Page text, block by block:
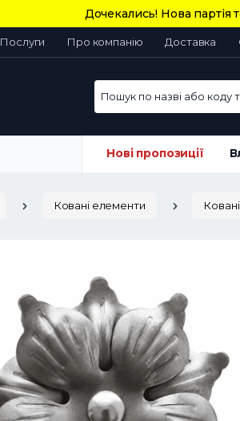
Дочекались! Нова партія
Послуги Про компанію Доставка
Пошук по назві або коду
Нові пропозиції
Ковані елементи Ковані